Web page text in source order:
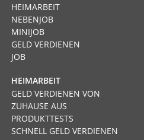
HEIMARBEIT
NEBENJOB
MINIJOB
GELD VERDIENEN
JOB
HEIMARBEIT
GELD VERDIENEN VON
ZUHAUSE AUS
PRODUKTTESTS
SCHNELL GELD VERDIENEN